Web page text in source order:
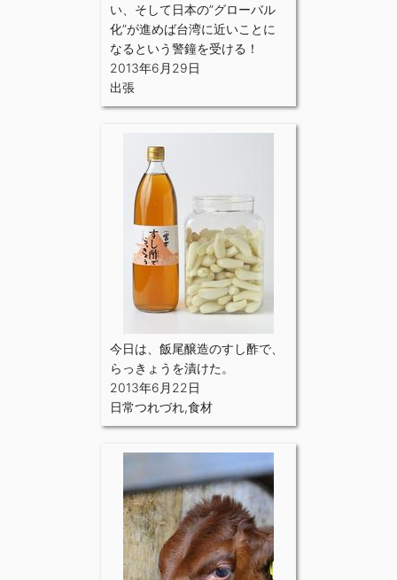
い、そして日本の”グローバル
化”が進めば台湾に近いことに
なるという警鐘を受ける！
2013年6月29日
出張
今日は、飯尾醸造のすし酢で、
らっきょうを漬けた。
2013年6月22日
日常つれづれ,食材